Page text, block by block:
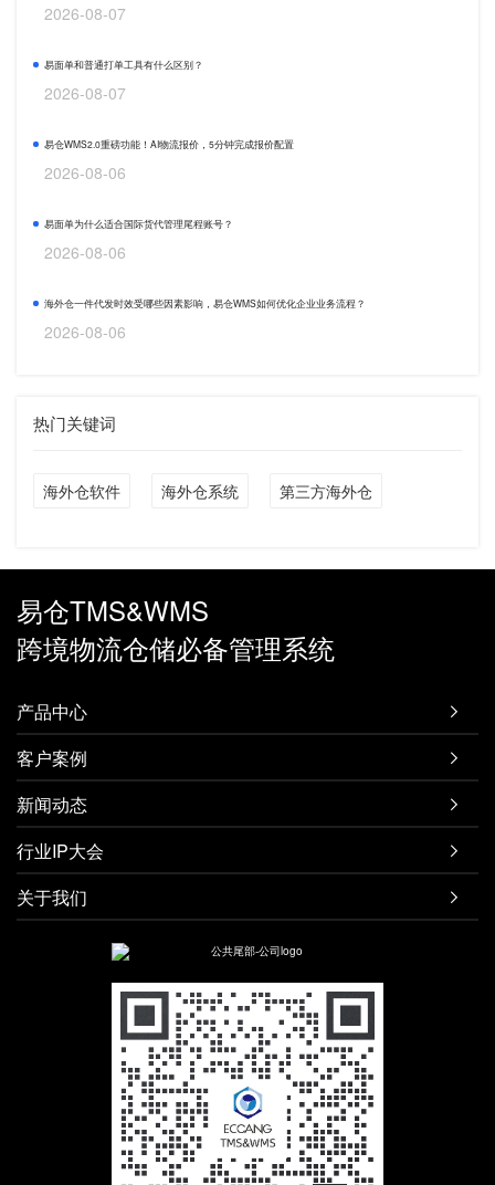
2026-08-07
易面单和普通打单工具有什么区别？
2026-08-07
易仓WMS2.0重磅功能！AI物流报价，5分钟完成报价配置
2026-08-06
易面单为什么适合国际货代管理尾程账号？
2026-08-06
海外仓一件代发时效受哪些因素影响，易仓WMS如何优化企业业务流程？
2026-08-06
热门关键词
海外仓软件 海外仓系统 第三方海外仓
易仓TMS&WMS
跨境物流仓储必备管理系统
产品中心 
客户案例 
新闻动态 
行业IP大会 
关于我们 